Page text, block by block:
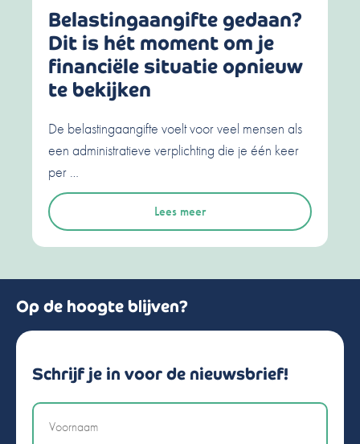
Belastingaangifte gedaan?
Dit is hét moment om je
financiële situatie opnieuw
te bekijken
De belastingaangifte voelt voor veel mensen als
een administratieve verplichting die je één keer
per …
Lees meer
Op de hoogte blijven?
Schrijf je in voor de nieuwsbrief!
Naam